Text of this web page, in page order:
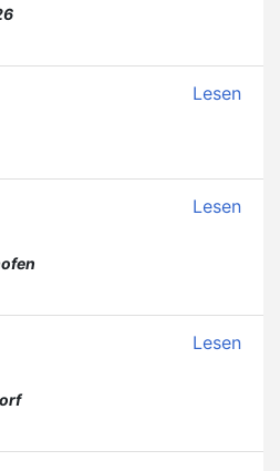
Lesen
Lesen
Lesen